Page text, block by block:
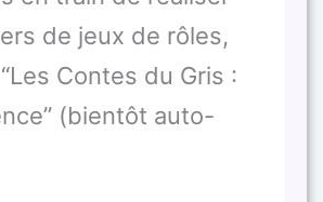
de jeux de rôles,
Contes du Gris :
(bientôt auto-